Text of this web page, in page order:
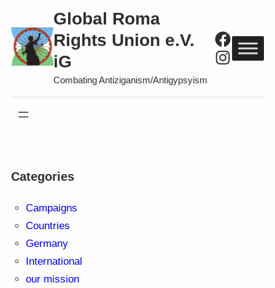
zum
Inhalt
wechseln
Global Roma
Rights Union e.V.
iG
Combating Antiziganism/Antigypsyism
Categories
Campaigns
Countries
Germany
International
our mission